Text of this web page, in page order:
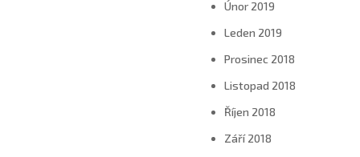
Únor 2019
Leden 2019
Prosinec 2018
Listopad 2018
Říjen 2018
Září 2018